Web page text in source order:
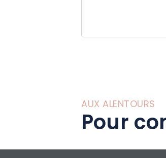
AUX ALENTOURS
Pour